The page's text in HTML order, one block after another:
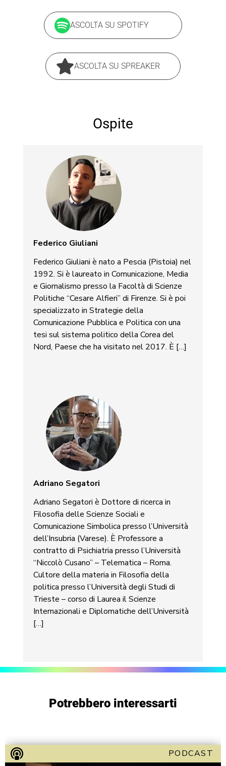
ASCOLTA SU SPOTIFY
ASCOLTA SU SPREAKER
Ospite
Federico Giuliani
Federico Giuliani è nato a Pescia (Pistoia) nel
1992. Si è laureato in Comunicazione, Media
e Giornalismo presso la Facoltà di Scienze
Politiche “Cesare Alfieri” di Firenze. Si è poi
specializzato in Strategie della
Comunicazione Pubblica e Politica con una
tesi sul sistema politico della Corea del
Nord, Paese che ha visitato nel 2017. È […]
Adriano Segatori
Adriano Segatori è Dottore di ricerca in
Filosofia delle Scienze Sociali e
Comunicazione Simbolica presso l’Università
dell’Insubria (Varese). È Professore a
contratto di Psichiatria presso l’Università
“Niccolò Cusano” – Telematica – Roma.
Cultore della materia in Filosofia della
politica presso l’Università degli Studi di
Trieste – corso di Laurea il Scienze
Internazionali e Diplomatiche dell’Università
[…]
Potrebbero interessarti
PODCAST